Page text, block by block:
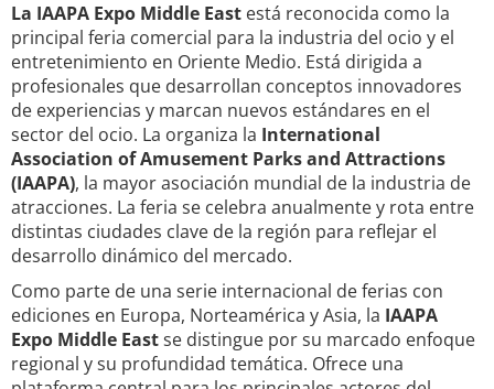
La IAAPA Expo Middle East está reconocida como la
principal feria comercial para la industria del ocio y el
entretenimiento en Oriente Medio. Está dirigida a
profesionales que desarrollan conceptos innovadores
de experiencias y marcan nuevos estándares en el
sector del ocio. La organiza la International
Association of Amusement Parks and Attractions
(IAAPA), la mayor asociación mundial de la industria de
atracciones. La feria se celebra anualmente y rota entre
distintas ciudades clave de la región para reflejar el
desarrollo dinámico del mercado.
Como parte de una serie internacional de ferias con
ediciones en Europa, Norteamérica y Asia, la IAAPA
Expo Middle Eastse distingue por su marcado enfoque
regional y su profundidad temática. Ofrece una